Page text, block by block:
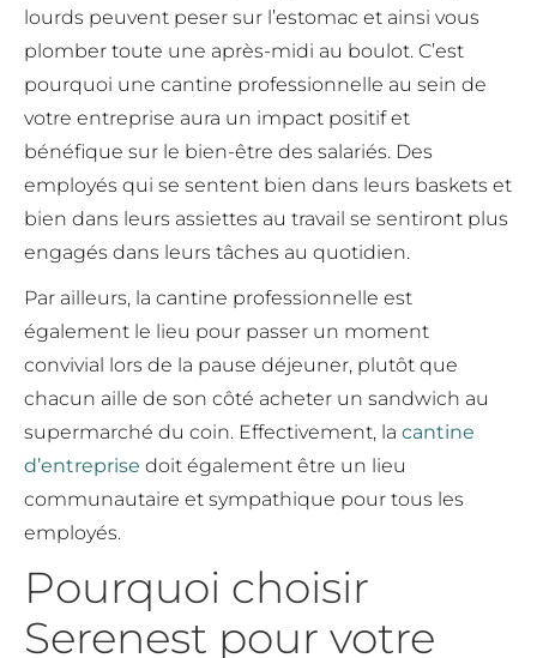
lourds peuvent peser sur l’estomac et ainsi vous
plomber toute une après-midi au boulot. C’est
pourquoi une cantine professionnelle au sein de
votre entreprise aura un impact positif et
bénéfique sur le bien-être des salariés. Des
employés qui se sentent bien dans leurs baskets et
bien dans leurs assiettes au travail se sentiront plus
engagés dans leurs tâches au quotidien.
Par ailleurs, la cantine professionnelle est
également le lieu pour passer un moment
convivial lors de la pause déjeuner, plutôt que
chacun aille de son côté acheter un sandwich au
supermarché du coin. Effectivement, la cantine
d’entreprise doit également être un lieu
communautaire et sympathique pour tous les
employés.
Pourquoi choisir
Serenest pour votre